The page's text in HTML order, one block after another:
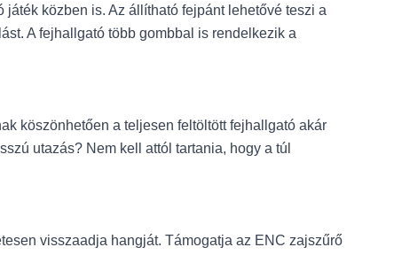
közben is. Az állítható fejpánt lehetővé teszi a
A fejhallgató több gombbal is rendelkezik a
köszönhetően a teljesen feltöltött fejhallgató akár
utazás? Nem kell attól tartania, hogy a túl
visszaadja hangját. Támogatja az ENC zajszűrő